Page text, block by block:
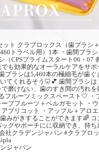
ト クラプロックス（歯ブラシ
トラベル用）1本 ・歯間ブラ
（CPSプライムスタート06・07
効果的なオーラルケアをサポ
ブラシは5,460本の極細毛が歯ぐ
てくれるそう🦷💕 歯間ブラシは
磨けない、歯のすき間の汚れを
フルーツミックスペースト🤍 ・
プフルーツ＋ベルガモット ・
アプリコット ・アップル＋アロ
みがきすることができます🌈
グやポーチにに収納でき、持ち
社クラデンジャパン #クラプロ
ジャパン